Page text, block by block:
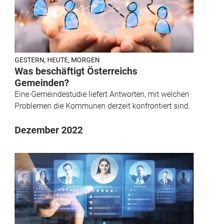
GESTERN, HEUTE, MORGEN
Was beschäftigt Österreichs
Gemeinden?
Eine Gemeindestudie liefert Antworten, mit welchen
Problemen die Kommunen derzeit konfrontiert sind.
Dezember 2022